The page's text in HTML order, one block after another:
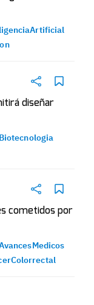
diseñar
cometidos por